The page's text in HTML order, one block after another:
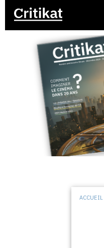
ACCUEIL